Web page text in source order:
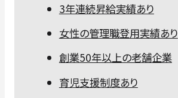
3年連続昇給実績あり
女性の管理職登用実績あり
創業50年以上の老舗企業
育児支援制度あり